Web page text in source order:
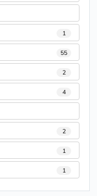
1
55
2
4
2
1
1